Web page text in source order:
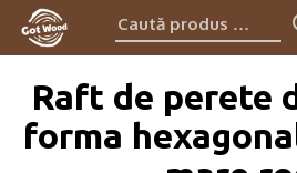
Caută
produs:
Raft de perete
forma